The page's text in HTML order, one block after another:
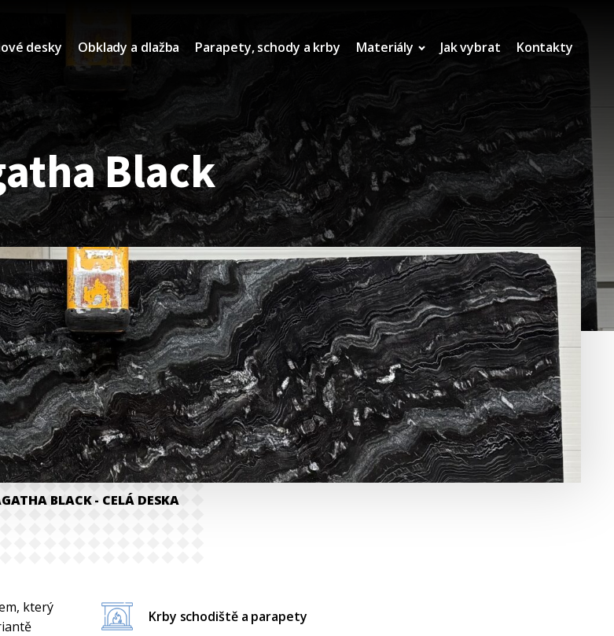
desky Obklady a dlažba Parapety, schody a krby Materiály Jak vybrat Kontakty
Black
BLACK- CELÁ DESKA
který
Krby schodiště a parapety